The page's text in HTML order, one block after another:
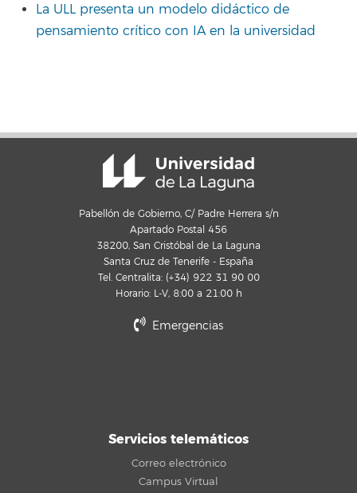
La ULL presenta un modelo didáctico de
pensamiento crítico con IA en la universidad
Pabellón de Gobierno, C/ Padre Herrera s/n
Apartado Postal 456
38200, San Cristóbal de La Laguna
Santa Cruz de Tenerife - España
Tel. Centralita: (+34) 922 31 90 00
Horario: L-V, 8:00 a 21:00 h
Emergencias
Servicios telemáticos
Correo electrónico
Campus Virtual